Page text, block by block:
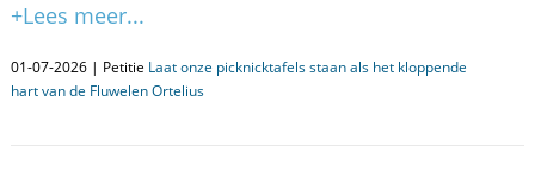
+Lees meer...
01-07-2026 | Petitie Laat onze picknicktafels staan als het kloppende
hart van de Fluwelen Ortelius